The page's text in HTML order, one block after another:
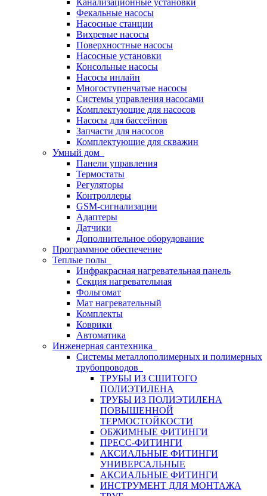
Канализационные установки
Фекальные насосы
Насосные станции
Вихревые насосы
Поверхностные насосы
Насосные установки
Консольные насосы
Насосы инлайн
Многоступенчатые насосы
Системы управления насосами
Комплектующие для насосов
Насосы для бассейнов
Запчасти для насосов
Комплектующие для скважин
Умный дом
Панели управления
Термостаты
Регуляторы
Контроллеры
GSM-сигнализации
Адаптеры
Датчики
Дополнительное оборудование
Программное обеспечение
Теплые полы
Инфракрасная нагревательная панель
Секция нагревательная
Фольгомат
Мат нагревательный
Комплекты
Коврики
Автоматика
Инженерная сантехника
Системы металлополимерных и полимерных
трубопроводов
ТРУБЫ ИЗ СШИТОГО
ПОЛИЭТИЛЕНА
ТРУБЫ ИЗ ПОЛИЭТИЛЕНА
ПОВЫШЕННОЙ
ТЕРМОСТОЙКОСТИ
ОБЖИМНЫЕ ФИТИНГИ
ПРЕСС-ФИТИНГИ
АКСИАЛЬНЫЕ ФИТИНГИ
УНИВЕРСАЛЬНЫЕ
АКСИАЛЬНЫЕ ФИТИНГИ
ИНСТРУМЕНТ ДЛЯ МОНТАЖА